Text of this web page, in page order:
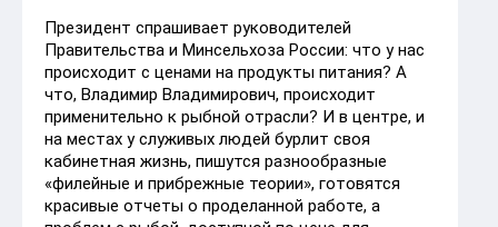
Президент спрашивает руководителей
Правительства и Минсельхоза России: что у нас
происходит с ценами на продукты питания? А
что, Владимир Владимирович, происходит
применительно к рыбной отрасли? И в центре, и
на местах у служивых людей бурлит своя
кабинетная жизнь, пишутся разнообразные
«филейные и прибрежные теории», готовятся
красивые отчеты о проделанной работе, а